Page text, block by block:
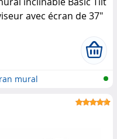
avec écran de 37"
mural